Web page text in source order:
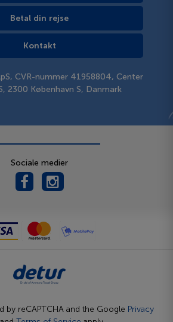
Betal din rejse
Kontakt
CVR-nummer 41958804, Center
2300 København S, Danmark
Sociale medier
by reCAPTCHA and the Google Privacy